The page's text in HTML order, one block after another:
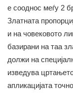
е сооднос меѓу 2
Златната
и на човековото
базирани на таа
должи на
изведува
апликацијата